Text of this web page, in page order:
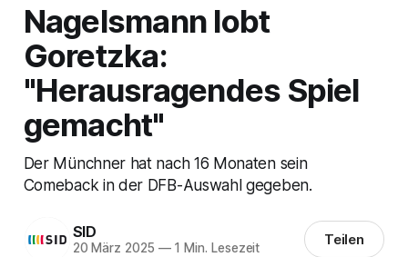
Nagelsmann lobt
Goretzka:
"Herausragendes Spiel
gemacht"
Der Münchner hat nach 16 Monaten sein
Comeback in der DFB-Auswahl gegeben.
SID
20 März 2025 —1 Min. Lesezeit Teilen